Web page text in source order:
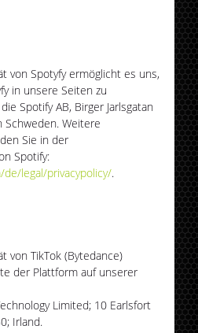
von Spotyfy ermöglicht es uns,
in unsere Seiten zu
Spotify AB, Birger Jarlsgatan
Weitere
Sie in der
Spotify:
legal/privacypolicy/.
von TikTok (Bytedance)
der Plattform auf unserer
Limited; 10 Earlsfort
Irland.